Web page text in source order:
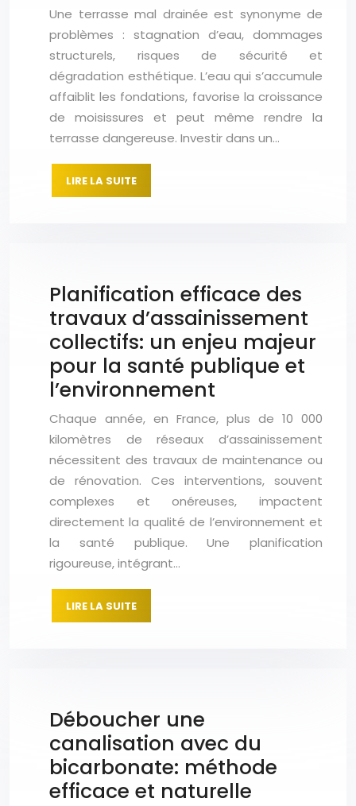
Une terrasse mal drainée est synonyme de
problèmes : stagnation d’eau, dommages
structurels, risques de sécurité et
dégradation esthétique. L’eau qui s’accumule
affaiblit les fondations, favorise la croissance
de moisissures et peut même rendre la
terrasse dangereuse. Investir dans un…
LIRE LA SUITE
Planification efficace des
travaux d’assainissement
collectifs: un enjeu majeur
pour la santé publique et
l’environnement
Chaque année, en France, plus de 10 000
kilomètres de réseaux d’assainissement
nécessitent des travaux de maintenance ou
de rénovation. Ces interventions, souvent
complexes et onéreuses, impactent
directement la qualité de l’environnement et
la santé publique. Une planification
rigoureuse, intégrant…
LIRE LA SUITE
Déboucher une
canalisation avec du
bicarbonate: méthode
efficace et naturelle